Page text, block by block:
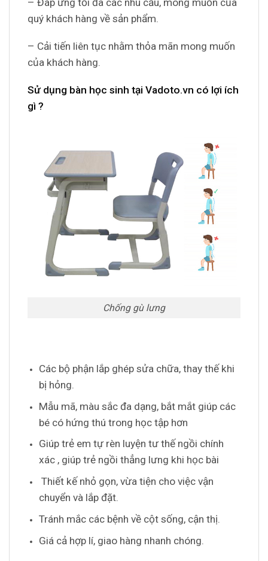
– Đáp ứng tối đa các nhu cầu, mong muốn của
quý khách hàng về sản phẩm.
– Cải tiến liên tục nhằm thỏa mãn mong muốn
của khách hàng.
Sử dụng bàn học sinh tại Vadoto.vn có lợi ích
gì ?
Chống gù lưng
Các bộ phận lắp ghép sửa chữa, thay thế khi
bị hỏng.
Mẫu mã, màu sắc đa dạng, bắt mắt giúp các
bé có hứng thú trong học tập hơn
Giúp trẻ em tự rèn luyện tư thế ngồi chính
xác , giúp trẻ ngồi thẳng lưng khi học bài
Thiết kế nhỏ gọn, vừa tiện cho việc vận
chuyển và lắp đặt.
Tránh mắc các bệnh về cột sống, cận thị.
Giá cả hợp lí, giao hàng nhanh chóng.